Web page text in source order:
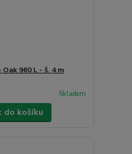
960 L - š. 4 m
Skladem
do košíku